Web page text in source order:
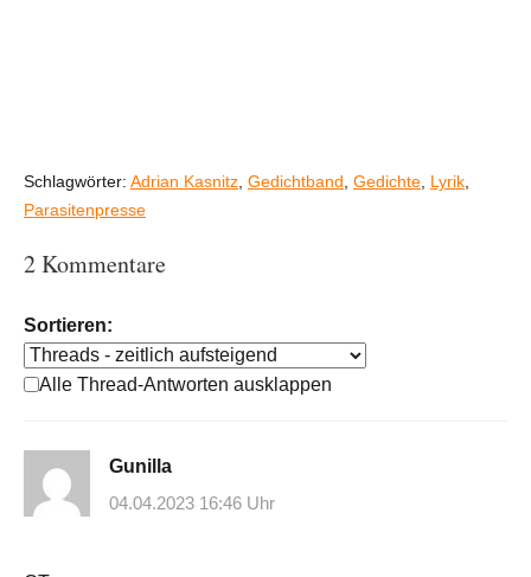
Schlagwörter: Adrian Kasnitz Gedichtband Gedichte Lyrik
Parasitenpresse
2 Kommentare
Sortieren:
Alle Thread-Antworten ausklappen
Gunilla
04.04.2023 16:46 Uhr